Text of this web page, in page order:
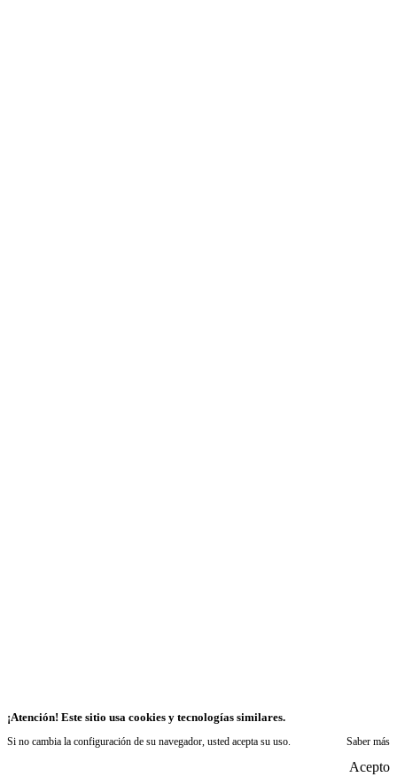
¡Atención! Este sitio usa cookies y tecnologías similares.
Si no cambia la configuración de su navegador, usted acepta su uso. Saber más
Acepto